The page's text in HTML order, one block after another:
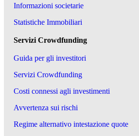
Informazioni societarie
Statistiche Immobiliari
Servizi Crowdfunding
Guida per gli investitori
Servizi Crowdfunding
Costi connessi agli investimenti
Avvertenza sui rischi
Regime alternativo intestazione quote